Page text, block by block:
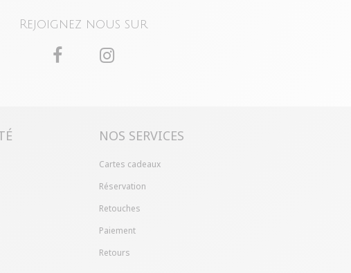
Rejoignez nous sur
NOS SERVICES
Cartes cadeaux
Réservation
Retouches
Paiement
Retours